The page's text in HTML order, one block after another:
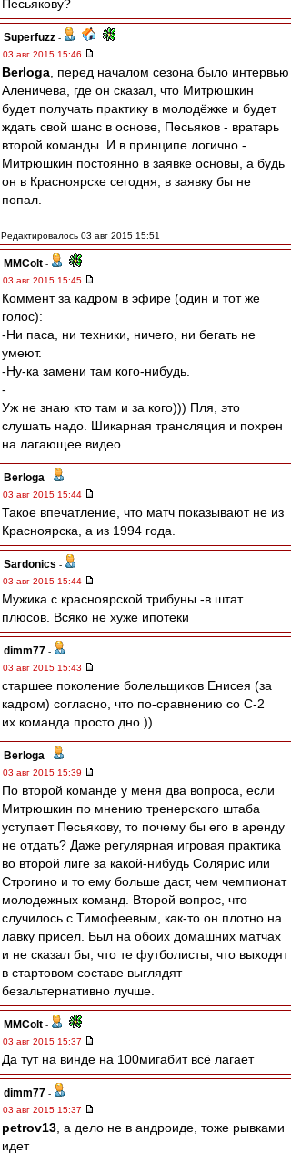
Песьякову?
Superfuzz -
03 авг 2015 15:46
Berloga , перед началом сезона было интервью
Аленичева, где он сказал, что Митрюшкин
будет получать практику в молодёжке и будет
ждать свой шанс в основе, Песьяков - вратарь
второй команды. И в принципе логично -
Митрюшкин постоянно в заявке основы, а будь
он в Красноярске сегодня, в заявку бы не
попал.
Редактировалось 03 авг 2015 15:51
MMColt -
03 авг 2015 15:45
Коммент за кадром в эфире (один и тот же
голос):
-Ни паса, ни техники, ничего, ни бегать не
умеют.
-Ну-ка замени там кого-нибудь.
-
Уж не знаю кто там и за кого))) Пля, это
слушать надо. Шикарная трансляция и похрен
на лагающее видео.
Berloga -
03 авг 2015 15:44
Такое впечатление, что матч показывают не из
Красноярска, а из 1994 года.
Sardonics -
03 авг 2015 15:44
Мужика с красноярской трибуны -в штат
плюсов. Всяко не хуже ипотеки
dimm77 -
03 авг 2015 15:43
старшее поколение болельщиков Енисея (за
кадром) согласно, что по-сравнению со С-2
их команда просто дно ))
Berloga -
03 авг 2015 15:39
По второй команде у меня два вопроса, если
Митрюшкин по мнению тренерского штаба
уступает Песьякову, то почему бы его в аренду
не отдать? Даже регулярная игровая практика
во второй лиге за какой-нибудь Солярис или
Строгино и то ему больше даст, чем чемпионат
молодежных команд. Второй вопрос, что
случилось с Тимофеевым, как-то он плотно на
лавку присел. Был на обоих домашних матчах
и не сказал бы, что те футболисты, что выходят
в стартовом составе выглядят
безальтернативно лучше.
MMColt -
03 авг 2015 15:37
Да тут на винде на 100мигабит всё лагает
dimm77 -
03 авг 2015 15:37
petrov13 , а дело не в андроиде, тоже рывками
идет